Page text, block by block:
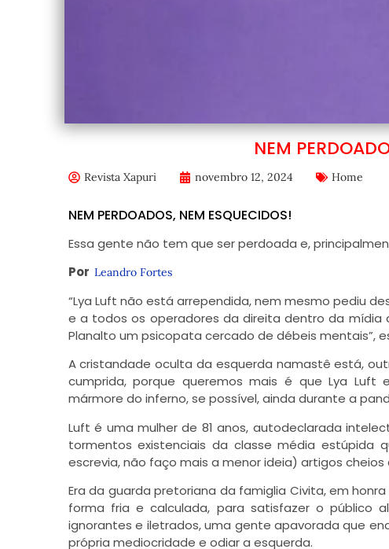
NEM
Revista Xapuri novembro 12, 2024 Home
NEM PERDOADOS, NEM ESQUECIDOS!
Essa gente não tem que ser perdoada e,
Por Leandro Fortes
“Lya Luft não está arrependida, nem mesmo pediu
e a todos os operadores da direita dentro da mídia
Planalto um psicopata cercado de débeis mentais”,
A cristandade oculta da esquerda namastê está,
cumprida, porque queremos mais é que Lya
mármore do inferno, se possível, ainda durante a
Luft é uma mulher de 81 anos, autodeclarada
tormentos existenciais da classe média estúpida
escrevia, não faço mais a menor ideia) artigos
Era da guarda pretoriana da famiglia Civita, em
forma fria e calculada, para satisfazer o público
ignorantes e iletrados, uma gente apavorada que
própria mediocridade e odiar a esquerda.